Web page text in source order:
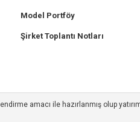
Model Portföy
Şirket Toplantı Notları
amacı ile hazırlanmış olup